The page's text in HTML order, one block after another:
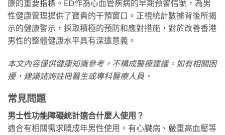
康的重要指標。ED作為心血管疾病的早期預警信號，為男
性健康管理提供了寶貴的干預窗口。正視統計數據背後所揭
示的健康警示，採取積極的預防和應對措施，對於改善香港
男性的整體健康水平具有深遠意義。
本文內容僅供健康知識參考，不構成醫療建議。如有相關困
擾，建議諮詢註冊醫生或專科醫療人員。
常見問題
男士性功能障礙統計適合什麼人使用？
適合有相關需求嘅成年男性使用。有心臟病、嚴重高血壓等